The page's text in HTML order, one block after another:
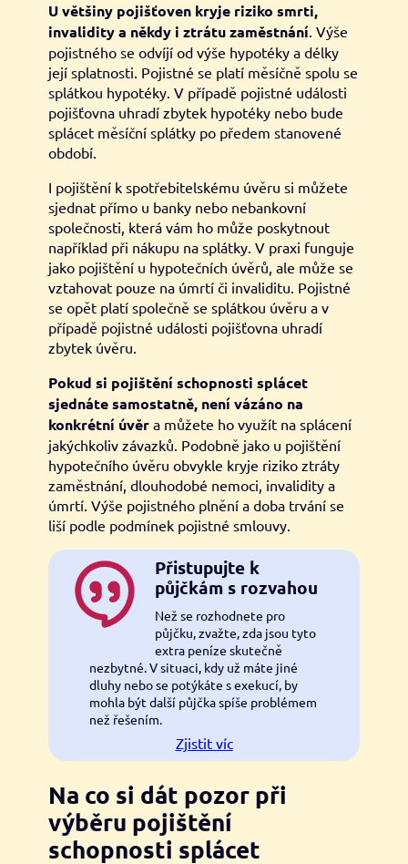
U většiny pojišťoven kryje riziko smrti,
invalidity a někdy i ztrátu zaměstnání. Výše
pojistného se odvíjí od výše hypotéky a délky
její splatnosti. Pojistné se platí měsíčně spolu se
splátkou hypotéky. V případě pojistné události
pojišťovna uhradí zbytek hypotéky nebo bude
splácet měsíční splátky po předem stanovené
období.
I pojištění k spotřebitelskému úvěru si můžete
sjednat přímo u banky nebo nebankovní
společnosti, která vám ho může poskytnout
například při nákupu na splátky. V praxi funguje
jako pojištění u hypotečních úvěrů, ale může se
vztahovat pouze na úmrtí či invaliditu. Pojistné
se opět platí společně se splátkou úvěru a v
případě pojistné události pojišťovna uhradí
zbytek úvěru.
Pokud si pojištění schopnosti splácet
sjednáte samostatně, není vázáno na
konkrétní úvěra můžete ho využít na splácení
jakýchkoliv závazků. Podobně jako u pojištění
hypotečního úvěru obvykle kryje riziko ztráty
zaměstnání, dlouhodobé nemoci, invalidity a
úmrtí. Výše pojistného plnění a doba trvání se
liší podle podmínek pojistné smlouvy.
Přistupujte k
půjčkám s rozvahou
Než se rozhodnete pro
půjčku, zvažte, zda jsou tyto
extra peníze skutečně
nezbytné. V situaci, kdy už máte jiné
dluhy nebo se potýkáte s exekucí, by
mohla být další půjčka spíše problémem
než řešením.
Zjistit víc
Na co si dát pozor při
výběru pojištění
schopnosti splácet